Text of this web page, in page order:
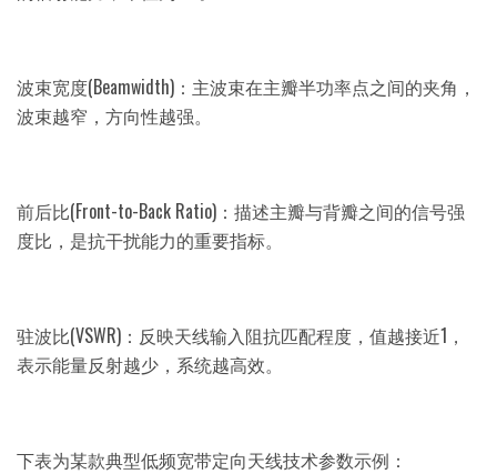
波束宽度(Beamwidth)：主波束在主瓣半功率点之间的夹角，
波束越窄，方向性越强。
前后比(Front-to-Back Ratio)：描述主瓣与背瓣之间的信号强
度比，是抗干扰能力的重要指标。
驻波比(VSWR)：反映天线输入阻抗匹配程度，值越接近1，
表示能量反射越少，系统越高效。
下表为某款典型低频宽带定向天线技术参数示例：